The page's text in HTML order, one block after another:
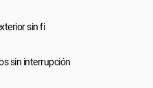
sin fi
sin interrupción